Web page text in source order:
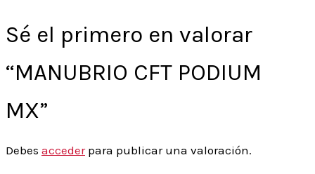
Sé el primero en valorar
“MANUBRIO CFT PODIUM
MX”
Debes accederpara publicar una valoración.